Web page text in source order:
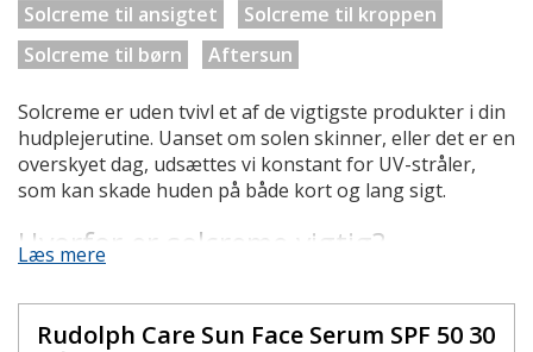
Solcreme til ansigtet
Solcreme til kroppen
Solcreme til børn
Aftersun
Solcreme er uden tvivl et af de vigtigste produkter i din
hudplejerutine. Uanset om solen skinner, eller det er en
overskyet dag, udsættes vi konstant for UV-stråler,
som kan skade huden på både kort og lang sigt.
Hvorfor er solcreme vigtig?
hudskader som solskoldninger, pigmentforandringer
og tidlige alderstegn. De to typer ultraviolette stråler,
Læs mere
Rudolph Care Sun Face Serum SPF 50 30